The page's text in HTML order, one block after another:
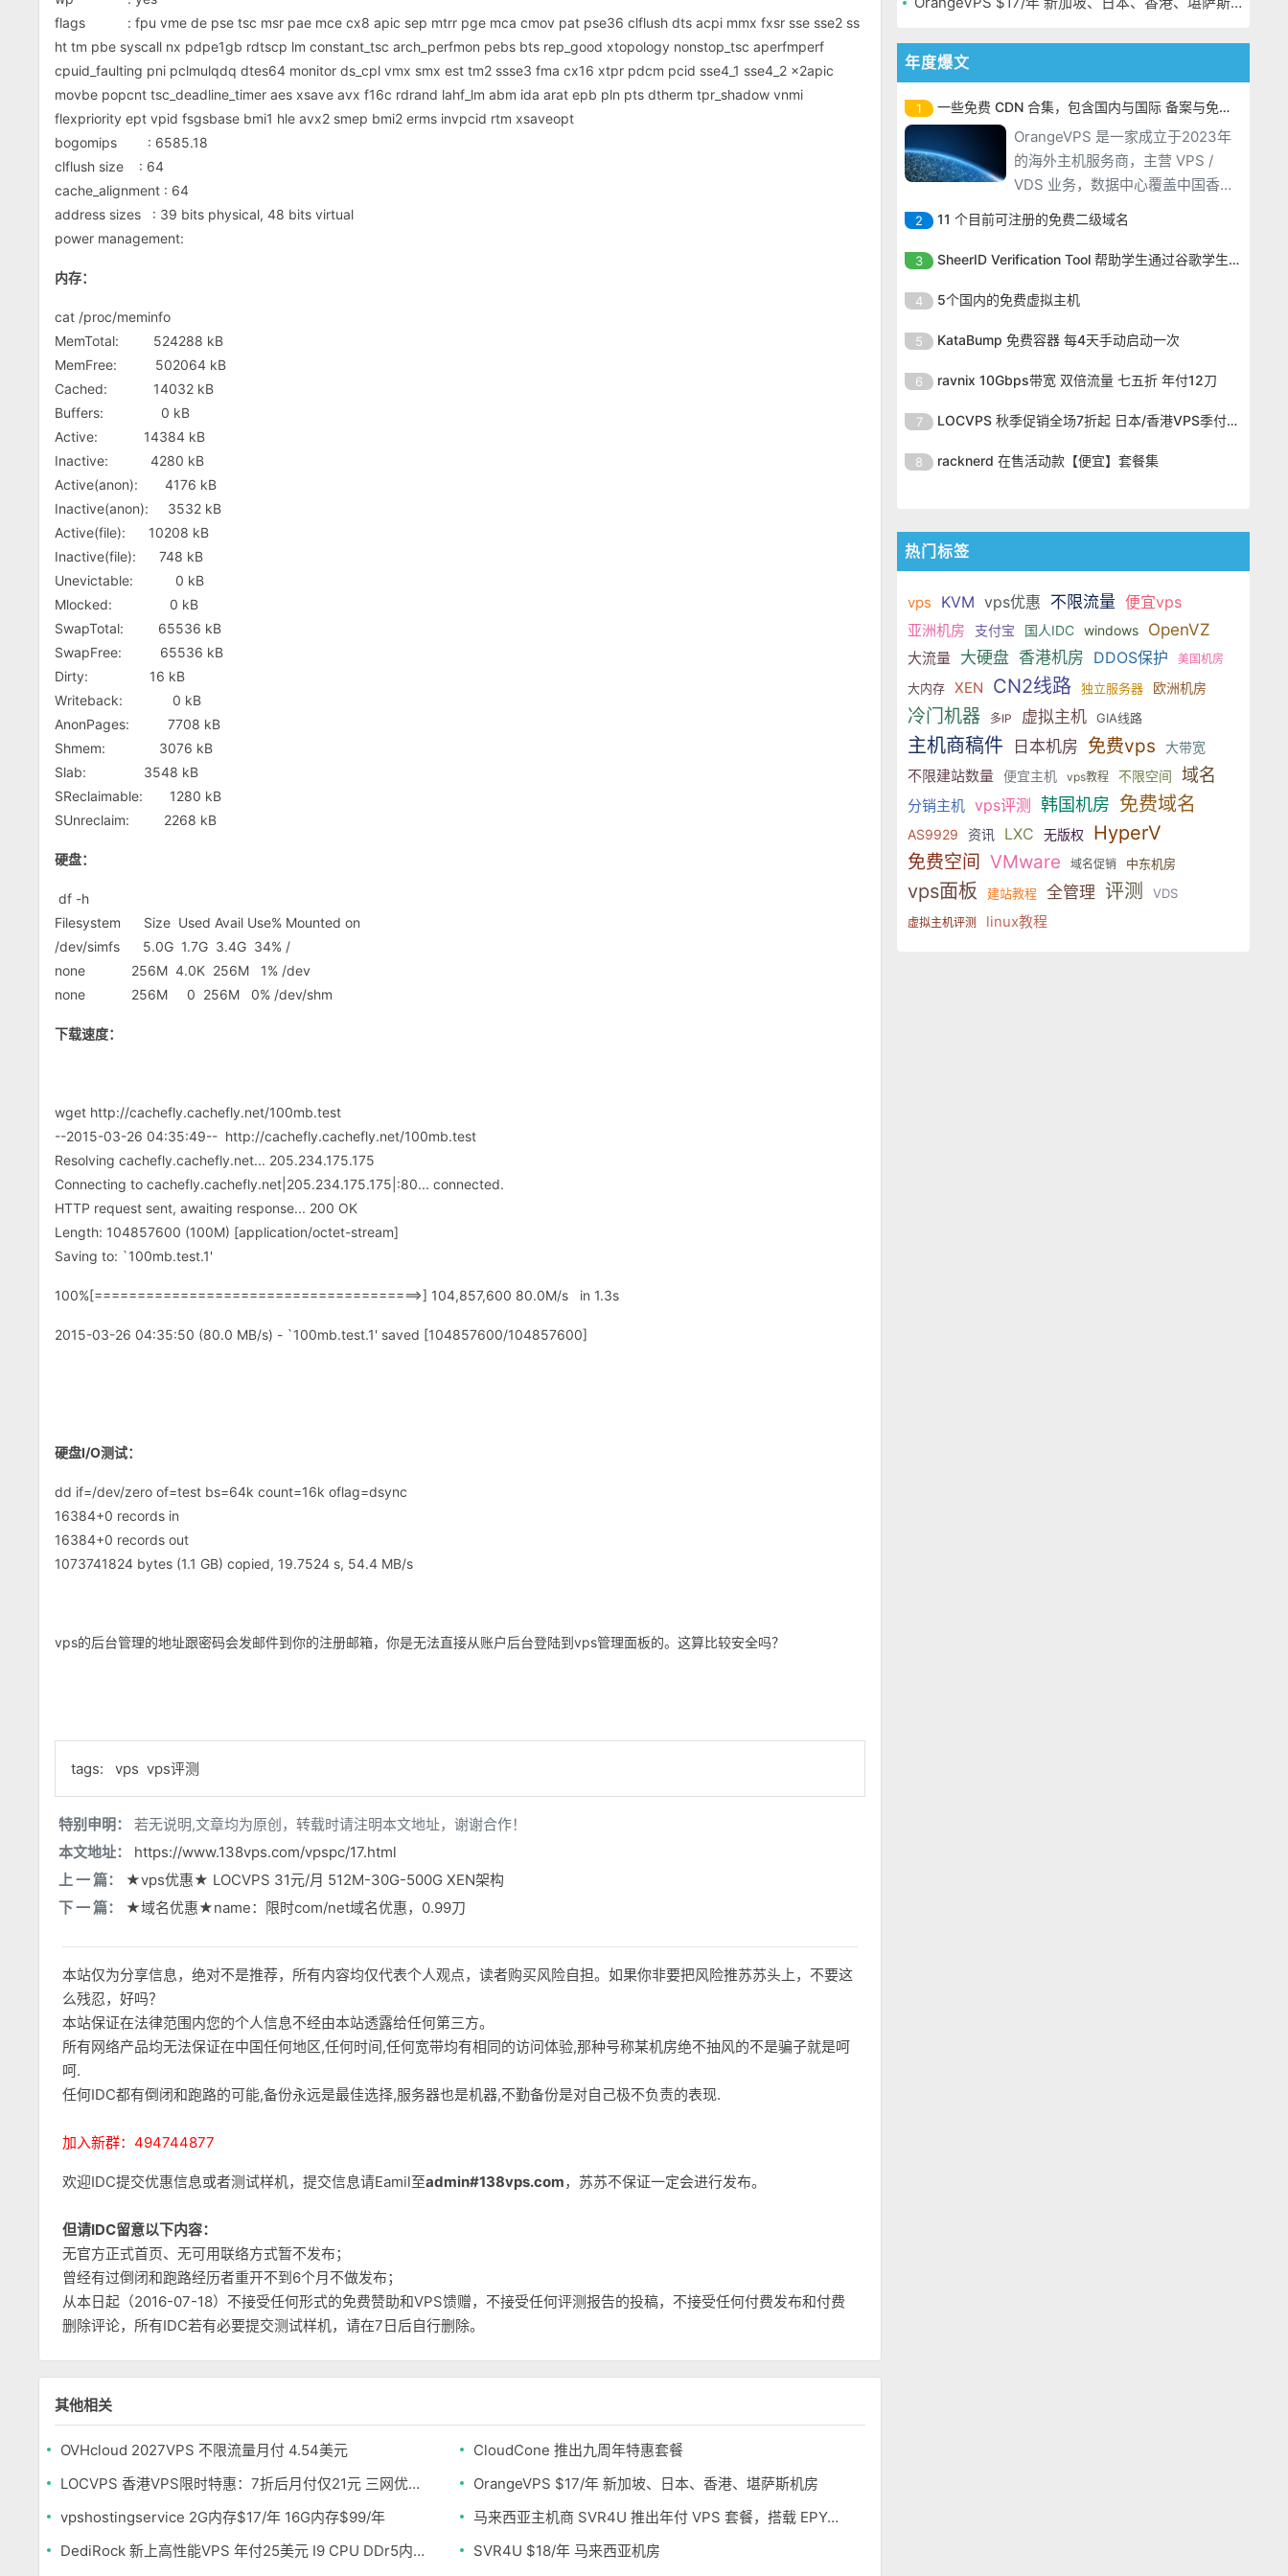
flags : fpu vme de pse tsc msr pae mce cx8 apic sep mtrr pge mca cmov pat pse36 clflush dts acpi mmx fxsr sse sse2 ss
ht tm pbe syscall nx pdpe1gb rdtscp lm constant_tsc arch_perfmon pebs bts rep_good xtopology nonstop_tsc aperfmperf
cpuid_faulting pni pclmulqdq dtes64 monitor ds_cpl vmx smx est tm2 ssse3 fma cx16 xtpr pdcm pcid sse4_1 sse4_2 x2apic
movbe popcnt tsc_deadline_timer aes xsave avx f16c rdrand lahf_lm abm ida arat epb pln pts dtherm tpr_shadow vnmi
flexpriority ept vpid fsgsbase bmi1 hle avx2 smep bmi2 erms invpcid rtm xsaveopt
bogomips : 6585.18
clflush size : 64
cache_alignment : 64
address sizes : 39 bits physical, 48 bits virtual
power management:
内存：
cat /proc/meminfo
MemTotal: 524288 kB
MemFree: 502064 kB
Cached: 14032 kB
Buffers: 0 kB
Active: 14384 kB
Inactive: 4280 kB
Active(anon): 4176 kB
Inactive(anon): 3532 kB
Active(file): 10208 kB
Inactive(file): 748 kB
Unevictable: 0 kB
Mlocked: 0 kB
SwapTotal: 65536 kB
SwapFree: 65536 kB
Dirty: 16 kB
Writeback: 0 kB
AnonPages: 7708 kB
Shmem: 3076 kB
Slab: 3548 kB
SReclaimable: 1280 kB
SUnreclaim: 2268 kB
硬盘：
df -h
Filesystem Size Used Avail Use% Mounted on
/dev/simfs 5.0G 1.7G 3.4G 34% /
none 256M 4.0K 256M 1% /dev
none 256M 0 256M 0% /dev/shm
下载速度：
wget http://cachefly.cachefly.net/100mb.test
--2015-03-26 04:35:49-- http://cachefly.cachefly.net/100mb.test
Resolving cachefly.cachefly.net... 205.234.175.175
Connecting to cachefly.cachefly.net|205.234.175.175|:80... connected.
HTTP request sent, awaiting response... 200 OK
Length: 104857600 (100M) [application/octet-stream]
Saving to: `100mb.test.1'
100%[======================================>] 104,857,600 80.0M/s in 1.3s
2015-03-26 04:35:50 (80.0 MB/s) - `100mb.test.1' saved [104857600/104857600]
硬盘I/O测试：
dd if=/dev/zero of=test bs=64k count=16k oflag=dsync
16384+0 records in
16384+0 records out
1073741824 bytes (1.1 GB) copied, 19.7524 s, 54.4 MB/s
vps的后台管理的地址跟密码会发邮件到你的注册邮箱，你是无法直接从账户后台登陆到vps管理面板的。这算比较安全吗？
tags: vps vps评测
特别申明：
若无说明,文章均为原创，转载时请注明本文地址，谢谢合作！
本文地址：
https://www.138vps.com/vpspc/17.html
上 一 篇：
★vps优惠★ LOCVPS 31元/月 512M-30G-500G XEN架构
下 一 篇：
★域名优惠★name：限时com/net域名优惠，0.99刀
本站仅为分享信息，绝对不是推荐，所有内容均仅代表个人观点，读者购买风险自担。如果你非要把风险推苏苏头上，不要这
么残忍，好吗？
本站保证在法律范围内您的个人信息不经由本站透露给任何第三方。
所有网络产品均无法保证在中国任何地区,任何时间,任何宽带均有相同的访问体验,那种号称某机房绝不抽风的不是骗子就是呵
呵.
任何IDC都有倒闭和跑路的可能,备份永远是最佳选择,服务器也是机器,不勤备份是对自己极不负责的表现.
加入新群：494744877
欢迎IDC提交优惠信息或者测试样机，提交信息请Eamil至admin#138vps.com，苏苏不保证一定会进行发布。
但请IDC留意以下内容：
无官方正式首页、无可用联络方式暂不发布；
曾经有过倒闭和跑路经历者重开不到6个月不做发布；
从本日起（2016-07-18）不接受任何形式的免费赞助和VPS馈赠，不接受任何评测报告的投稿，不接受任何付费发布和付费
删除评论，所有IDC若有必要提交测试样机，请在7日后自行删除。
其他相关
OVHcloud 2027VPS 不限流量月付 4.54美元
CloudCone 推出九周年特惠套餐
LOCVPS 香港VPS限时特惠：7折后月付仅21元 三网优化BGP线路 可选原生IP
OrangeVPS $17/年 新加坡、日本、香港、堪萨斯机房
vpshostingservice 2G内存$17/年 16G内存$99/年
马来西亚主机商 SVR4U 推出年付 VPS 套餐，搭载 EPYC/至强铂金，支持支付宝
DediRock 新上高性能VPS 年付25美元 I9 CPU DDr5内存 纽约机房
SVR4U $18/年 马来西亚机房
年度爆文
1 一些免费 CDN 合集，包含国内与国际 备案与免备案
OrangeVPS 是一家成立于2023年
的海外主机服务商，主营 VPS /
VDS 业务，数据中心覆盖中国香
港、新加坡、日本、美国堪萨斯与
洛杉矶等多个地区。其 VPS 产品基
于 KVM 虚拟化架构，配备 NVMe
国两大系列。亚洲 VPS 月付低至 6
2 11 个目前可注册的免费二级域名
OrangeVPS 是一家成立于2023年
的海外主机服务商，主营 VPS /
VDS 业务，数据中心覆盖中国香
洛杉矶等多个地区。其 VPS 产品基
SSD 固态硬盘，主要分为亚洲和美
国两大系列。亚洲 VPS 月付低至 6
3 SheerID Verification Tool 帮助学生通过谷歌学生计划免费获得 Gemini Advanced
OrangeVPS 是一家成立于2023年
的海外主机服务商，主营 VPS /
VDS 业务，数据中心覆盖中国香
洛杉矶等多个地区。其 VPS 产品基
SSD 固态硬盘，主要分为亚洲和美
国两大系列。亚洲 VPS 月付低至 6
4 5个国内的免费虚拟主机
OrangeVPS 是一家成立于2023年
的海外主机服务商，主营 VPS /
VDS 业务，数据中心覆盖中国香
洛杉矶等多个地区。其 VPS 产品基
SSD 固态硬盘，主要分为亚洲和美
5 KataBump 免费容器 每4天手动启动一次
OrangeVPS 是一家成立于2023年
的海外主机服务商，主营 VPS /
VDS 业务，数据中心覆盖中国香
洛杉矶等多个地区。其 VPS 产品基
国两大系列。亚洲 VPS 月付低至 6
6 ravnix 10Gbps带宽 双倍流量 七五折 年付12刀
OrangeVPS 是一家成立于2023年
的海外主机服务商，主营 VPS /
VDS 业务，数据中心覆盖中国香
于 KVM 虚拟化架构，配备 NVMe
国两大系列。亚洲 VPS 月付低至 6
美元，美国
7 LOCVPS 秋季促销全场7折起 日本/香港VPS季付63元
OrangeVPS 是一家成立于2023年
的海外主机服务商，主营 VPS /
于 KVM 虚拟化架构，配备 NVMe
SSD 固态硬盘，主要分为亚洲和美
国两大系列。亚洲 VPS 月付低至 6
美元，美国
8 racknerd 在售活动款【便宜】套餐集
VDS 业务，数据中心覆盖中国香
于 KVM 虚拟化架构，配备 NVMe
SSD 固态硬盘，主要分为亚洲和美
国两大系列。亚洲 VPS 月付低至 6
美元，美国
热门标签
vps KVM vps优惠 不限流量 便宜vps
亚洲机房 支付宝 国人IDC windows OpenVZ
大流量 大硬盘 香港机房 DDOS保护 美国机房
大内存 XEN CN2线路 独立服务器 欧洲机房
冷门机器 多IP 虚拟主机 GIA线路
主机商稿件 日本机房 免费vps 大带宽
不限建站数量 便宜主机 vps教程 不限空间 域名
分销主机 vps评测 韩国机房 免费域名
AS9929 资讯 LXC 无版权 HyperV
免费空间 VMware 域名促销 中东机房
vps面板 建站教程 全管理 评测 VDS
虚拟主机评测 linux教程